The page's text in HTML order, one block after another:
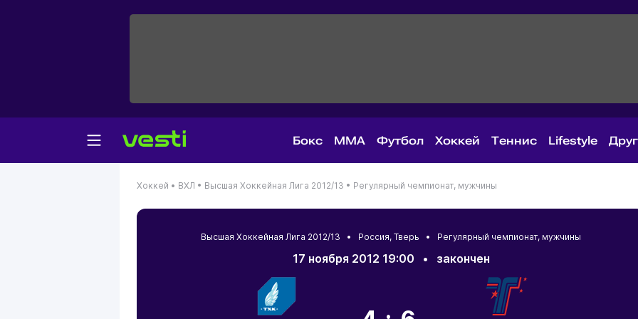
Бокс MMA Футбол Хоккей Теннис Lifestyle
Хоккей • ВХЛ • Высшая Хоккейная Лига 2012/13 • Регулярный чемпионат, мужчины
Высшая Хоккейная Лига 2012/13 • Россия, Тверь • Регулярный чемпионат, мужчины
17 ноября 2012 19:00 • закончен